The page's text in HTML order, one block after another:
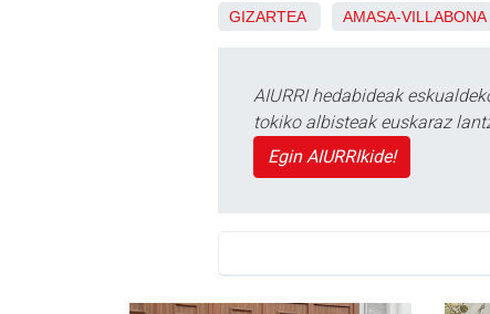
GIZARTEA AMASA-VILLABONA
AIURRI hedabideak
tokiko albisteak euskaraz
Egin AIURRIkide!